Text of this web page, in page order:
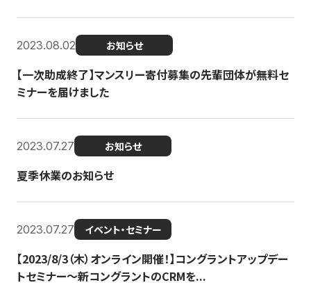
2023.08.02 お知らせ
【一次助成終了】マンスリー寄付募集の先輩団体が無料セ
ミナーを届けました
2023.07.27 お知らせ
夏季休業のお知らせ
2023.07.27 イベント・セミナー
【2023/8/3（木）オンライン開催！】コングラントアップデー
トセミナー〜新コングラントのCRMを...